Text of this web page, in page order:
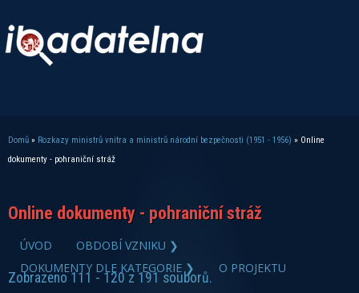
Jste zde
Domů » Rozkazy ministrů vnitra a ministrů národní bezpečnosti (1951 - 1956) » Online
dokumenty - pohraniční stráž
Online dokumenty - pohraniční stráž
ÚVOD
OBDOBÍ VZNIKU ❯
DOKUMENTY DLE KATEGORIE ❯
O PROJEKTU
Zobrazeno 111 - 120 z 191 souborů.
zobrazit PDF dokument